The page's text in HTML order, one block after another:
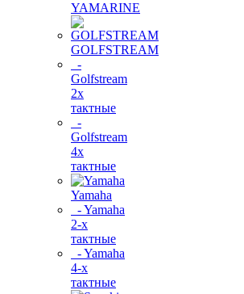
YAMARINE
GOLFSTREAM
-
Golfstream
2х
тактные
-
Golfstream
4х
тактные
Yamaha
- Yamaha
2-х
тактные
- Yamaha
4-х
тактные